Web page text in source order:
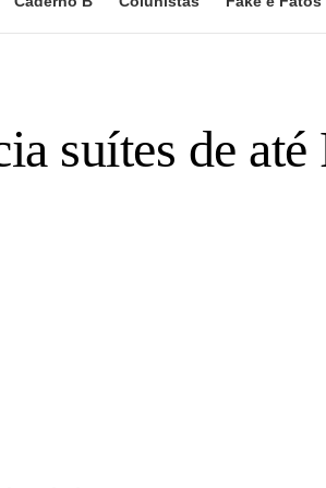
suítes de até